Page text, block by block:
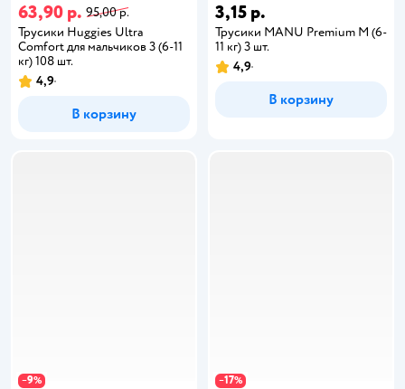
63,90 р. 95,00 р.
Трусики Huggies Ultra
Comfort для мальчиков 3 (6-11
кг) 108 шт.
4,9
В корзину
3,15 р.
Трусики MANU Premium M (6-
11 кг) 3 шт.
4,9
В корзину
−9% −17%